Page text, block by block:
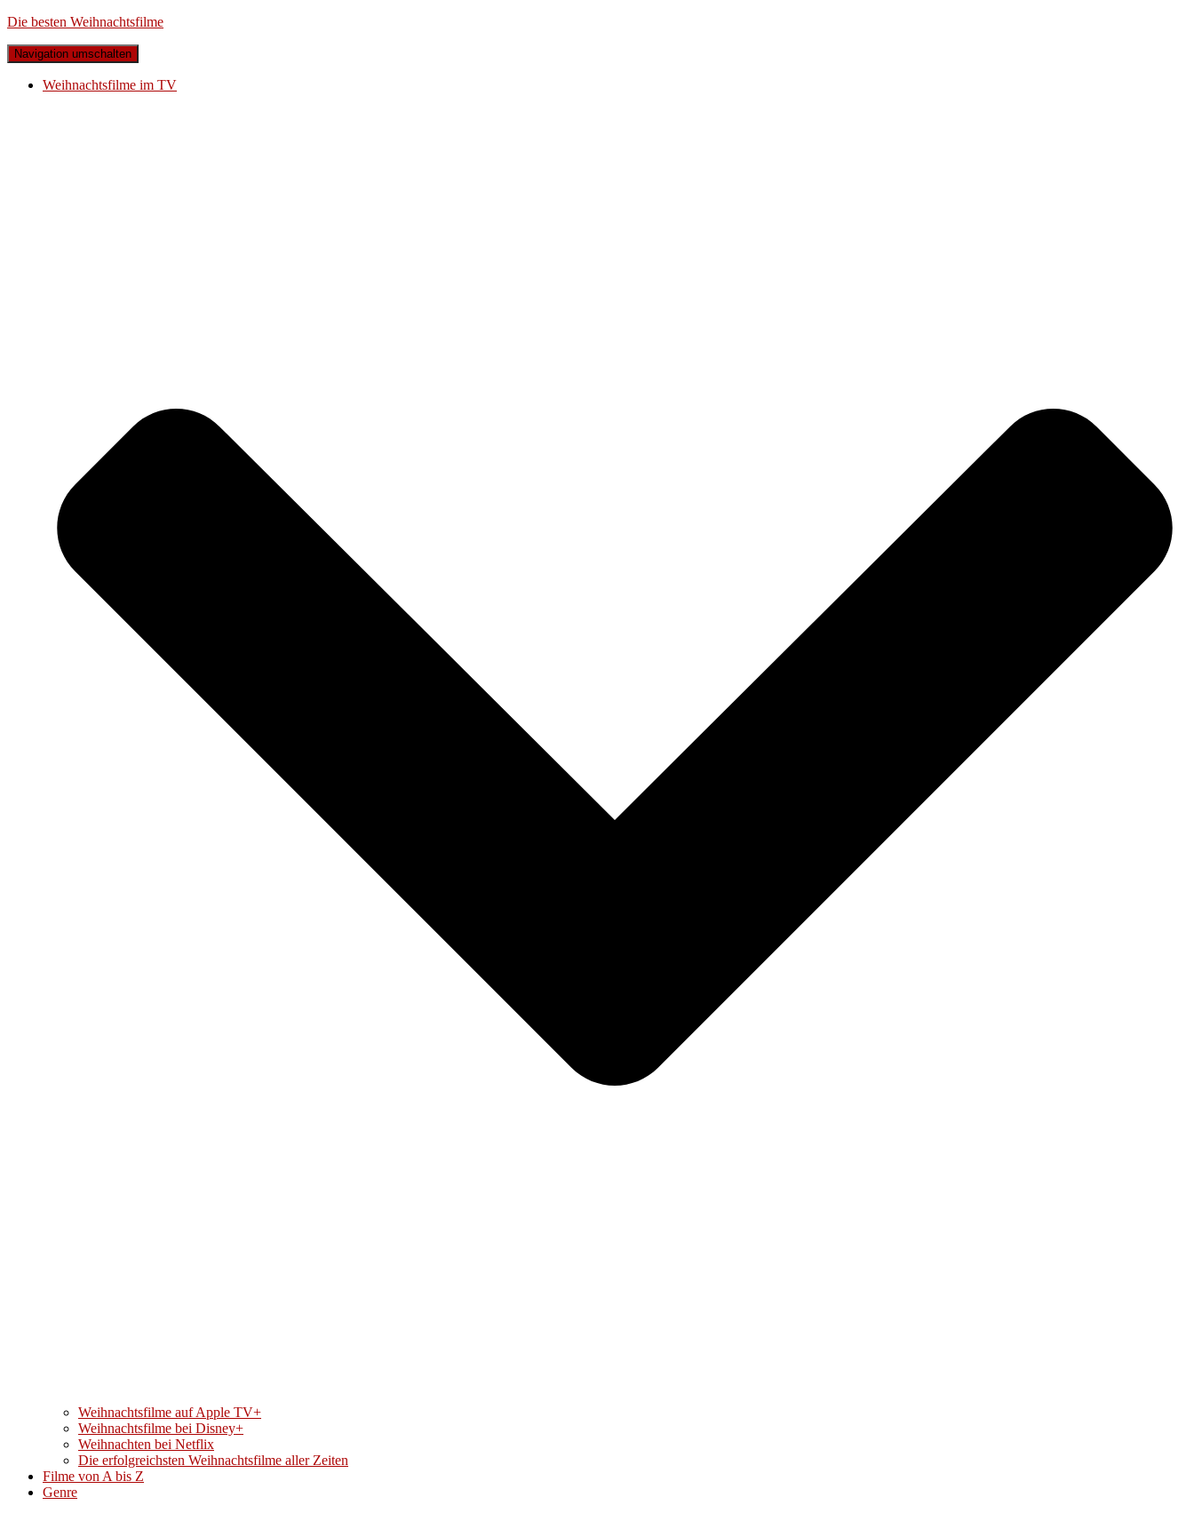
Die besten Weihnachtsfilme
Navigation umschalten
Weihnachtsfilme im TV
Weihnachtsfilme auf Apple TV+
Weihnachtsfilme bei Disney+
Weihnachten bei Netflix
Die erfolgreichsten Weihnachtsfilme aller Zeiten
Filme von A bis Z
Genre